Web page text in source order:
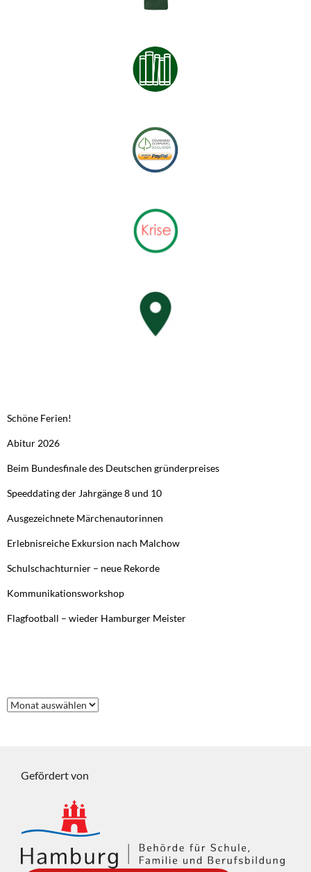
Schöne Ferien!
Abitur 2026
Beim Bundesfinale des Deutschen gründerpreises
Speeddating der Jahrgänge 8 und 10
Ausgezeichnete Märchenautorinnen
Erlebnisreiche Exkursion nach Malchow
Schulschachturnier – neue Rekorde
Kommunikationsworkshop
Flagfootball – wieder Hamburger Meister
Frühere
Beiträge
Gefördert von